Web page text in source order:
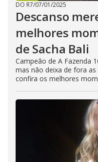
DO R7/07/01/2025
Descanso
melhores
de Sacha Bali
Campeão de A Fazenda
mas não deixa de fora
confira os melhores